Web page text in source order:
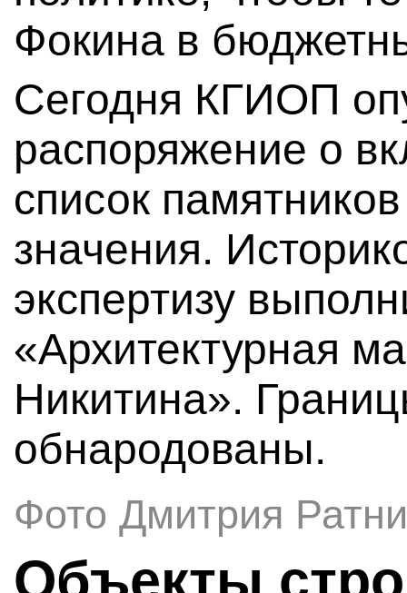
Фокина в
Сегодня КГИОП
распоряжение о
список
значения.
экспертизу
«Архитектурная
Никитина».
обнародованы.
Фото Дмитрия
Объекты